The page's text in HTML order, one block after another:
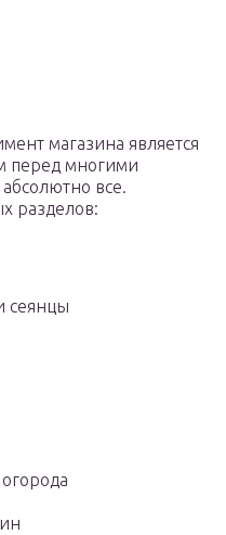
магазина является
перед многими
все.
разделов:
сеянцы